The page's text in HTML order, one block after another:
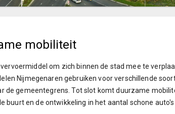
mobiliteit
om zich binnen de stad mee te
Nijmegenaren gebruiken voor verschillende
de gemeentegrens. Tot slot komt duurzame
buurt en de ontwikkeling in het aantal schone auto's